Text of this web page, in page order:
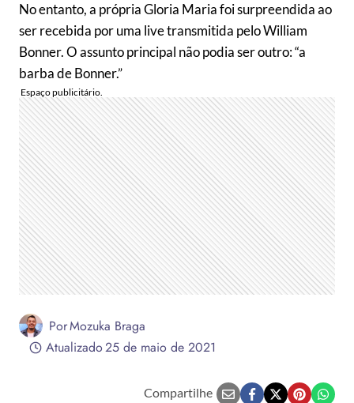
No entanto, a própria Gloria Maria foi surpreendida ao
ser recebida por uma live transmitida pelo William
Bonner. O assunto principal não podia ser outro: “a
barba de Bonner.”
PorMozuka Braga
Atualizado25 de maio de 2021
Compartilhe